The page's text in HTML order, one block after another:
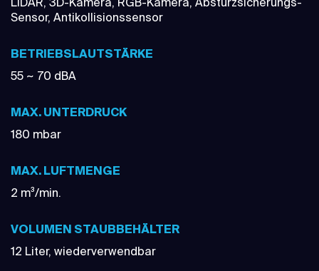
LiDAR, 3D-Kamera, RGB-Kamera, Absturzsicherungs-
Sensor, Antikollisionssensor
BETRIEBSLAUTSTÄRKE
55 ~ 70 dBA
MAX. UNTERDRUCK
180 mbar
MAX. LUFTMENGE
2 m³/min.
VOLUMEN STAUBBEHÄLTER
12 Liter, wiederverwendbar